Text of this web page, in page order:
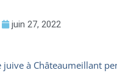
juin 27, 2022
à Châteaumeillant